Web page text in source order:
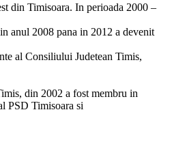
din Timisoara. In perioada 2000 –
anul 2008 pana in 2012 a devenit
al Consiliului Judetean Timis,
din 2002 a fost membru in
PSD Timisoara si